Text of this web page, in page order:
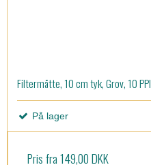
Filtermåtte, 10 cm tyk, Grov, 10 PPI
På lager
Pris fra149,00 DKK